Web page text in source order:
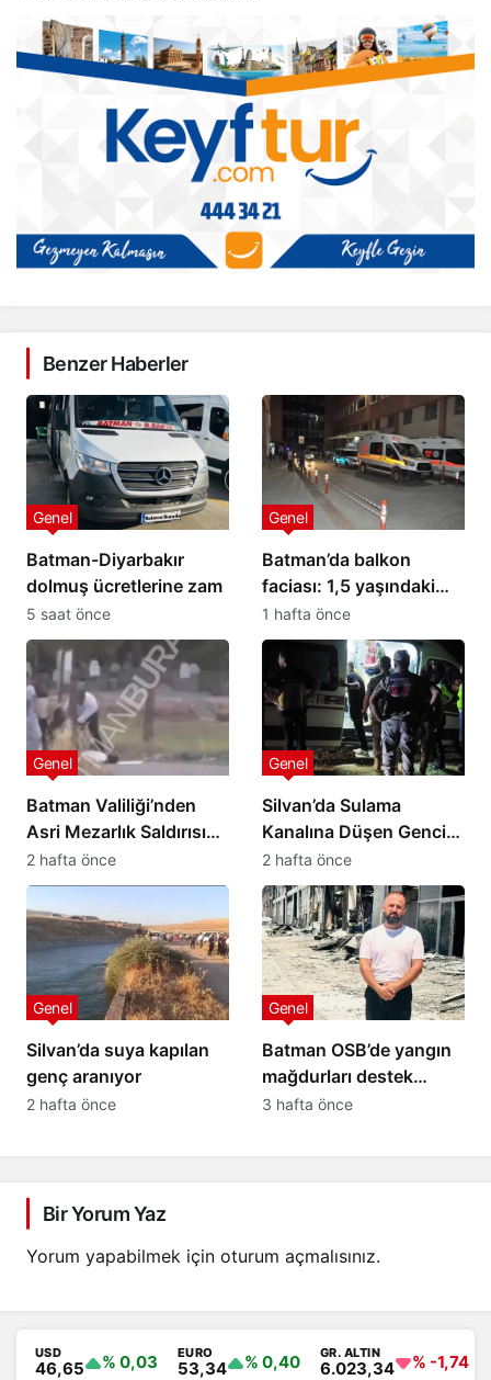
Benzer Haberler
Batman-Diyarbakır
dolmuş ücretlerine zam
Genel
5 saat önce
Batman’da balkon
faciası: 1,5 yaşındaki
bebek hayatını kaybetti
Genel
1 hafta önce
Batman Valiliği’nden
Asri Mezarlık Saldırısına
İlişkin Açıklama
Genel
2 hafta önce
Silvan’da Sulama
Kanalına Düşen Gencin
Cansız Bedenine 4,5
Saat Sonra Ulaşıldı
Genel
2 hafta önce
Silvan’da suya kapılan
genç aranıyor
Genel
2 hafta önce
Batman OSB’de yangın
mağdurları destek
bekliyor: 20 yıllık
Genel
3 hafta önce
Bir Yorum Yaz
Yorum yapabilmek için oturum açmalısınız.
USD
46,65 % 0,03 EURO
53,34 % 0,40 GR. ALTIN
6.023,34 % -1,74